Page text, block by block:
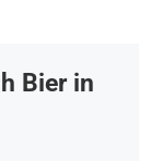
Bier in